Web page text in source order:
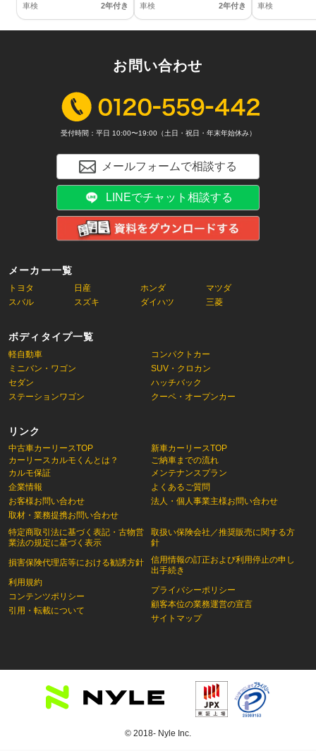
車検 2年付き 車検 2年付き 車検
メーカー一覧
トヨタ 日産 ホンダ
マツダ
スバル
スズキ ダイハツ 三菱
ボディタイプ一覧
軽自動車
コンパクトカー
ミニバン・ワゴン
SUV・クロカン
セダン
ハッチバック
ステーションワゴン
クーペ・オープンカー
リンク
中古車カーリースTOP
カーリースカルモくんとは？
新車カーリースTOP
ご納車までの流れ
カルモ保証
企業情報
お客様お問い合わせ
取材・業務提携お問い合わせ
特定商取引法に基づく表記・古物営
業法の規定に基づく表示
損害保険代理店等における勧誘方針
利用規約
コンテンツポリシー
引用・転載について
メンテナンスプラン
よくあるご質問
法人・個人事業主様お問い合わせ
取扱い保険会社／推奨販売に関する方
針
信用情報の訂正および利用停止の申し
出手続き
プライバシーポリシー
顧客本位の業務運営の宣言
サイトマップ
お問い合わせ
受付時間：平日 10:00〜19:00（土日・祝日・年末年始休み）
メールフォームで相談する
LINEでチャット相談する
© 2018- Nyle Inc.